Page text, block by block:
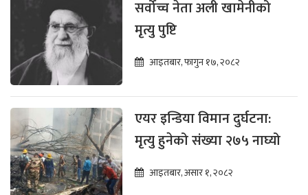
सर्वोच्च नेता अली खामेनीको
मृत्यु पुष्टि
आइतबार, फागुन १७, २०८२
एयर इन्डिया विमान दुर्घटना:
मृत्यु हुनेको संख्या २७५ नाघ्यो
आइतबार, असार १, २०८२